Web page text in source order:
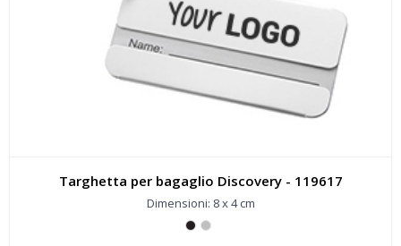
Targhetta per bagaglio Discovery - 119617
Dimensioni: 8 x 4 cm